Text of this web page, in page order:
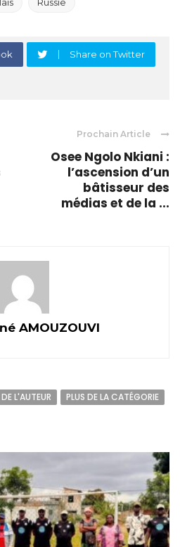
Share on Twitter
Prochain Article
Osee Ngolo Nkiani :
l’ascension d’un
bâtisseur des
médias et de la ...
AMOUZOUVI
L'AUTEUR PLUS DE LA CATÉGORIE